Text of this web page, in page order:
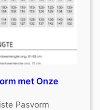
met Onze
Pasvorm